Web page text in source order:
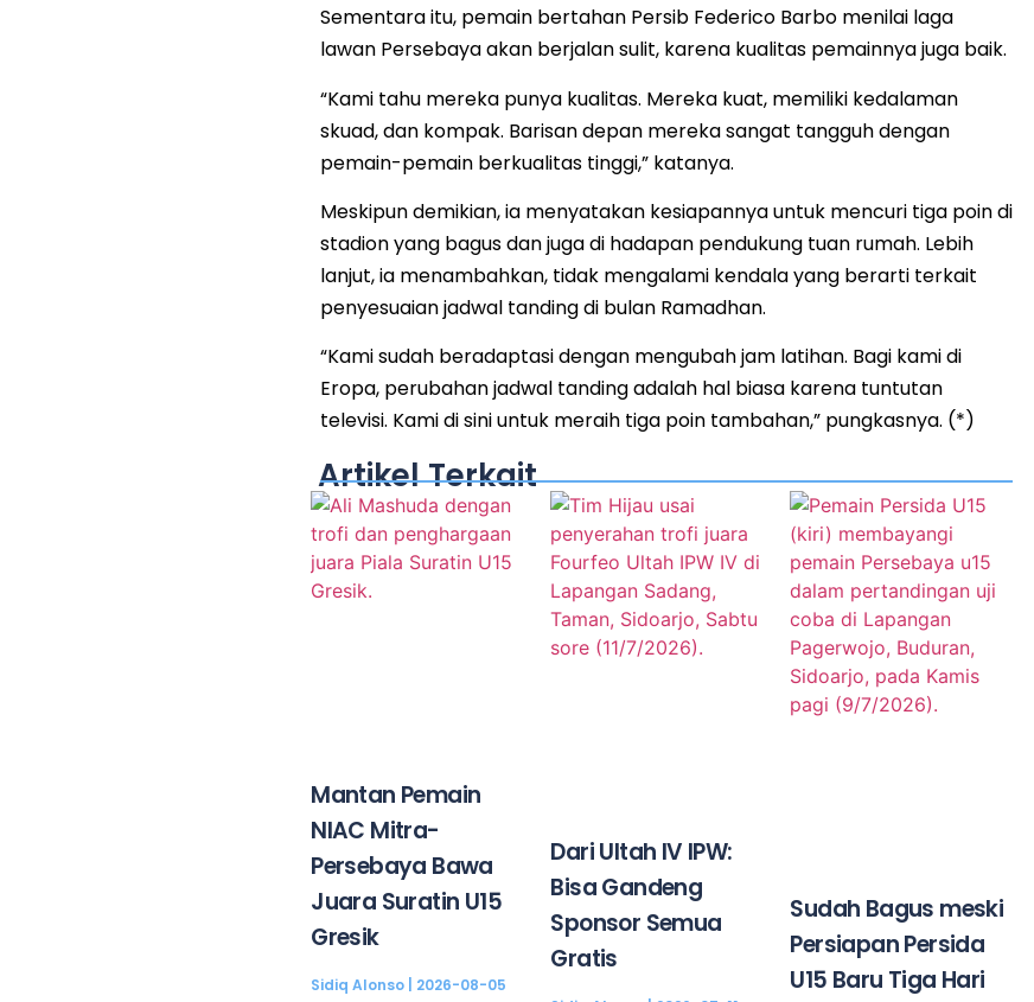
Sementara itu, pemain bertahan Persib Federico Barbo menilai laga
lawan Persebaya akan berjalan sulit, karena kualitas pemainnya juga baik.
“Kami tahu mereka punya kualitas. Mereka kuat, memiliki kedalaman
skuad, dan kompak. Barisan depan mereka sangat tangguh dengan
pemain-pemain berkualitas tinggi,” katanya.
Meskipun demikian, ia menyatakan kesiapannya untuk mencuri tiga poin di
stadion yang bagus dan juga di hadapan pendukung tuan rumah. Lebih
lanjut, ia menambahkan, tidak mengalami kendala yang berarti terkait
penyesuaian jadwal tanding di bulan Ramadhan.
“Kami sudah beradaptasi dengan mengubah jam latihan. Bagi kami di
Eropa, perubahan jadwal tanding adalah hal biasa karena tuntutan
televisi. Kami di sini untuk meraih tiga poin tambahan,” pungkasnya. (*)
Artikel Terkait
Mantan Pemain
NIAC Mitra-
Persebaya Bawa
Juara Suratin U15
Gresik
Sidiq Alonso 2026-08-05
Dari Ultah IV IPW:
Bisa Gandeng
Sponsor Semua
Gratis
Sudah Bagus meski
Persiapan Persida
U15 Baru Tiga Hari